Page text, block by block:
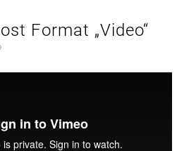
Format „Video“